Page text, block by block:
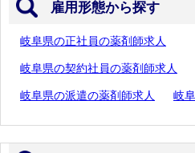
雇用形態から探す
岐阜県の正社員の薬剤師求人
岐阜県の契約社員の薬剤師求人
岐阜県の派遣の薬剤師求人 岐